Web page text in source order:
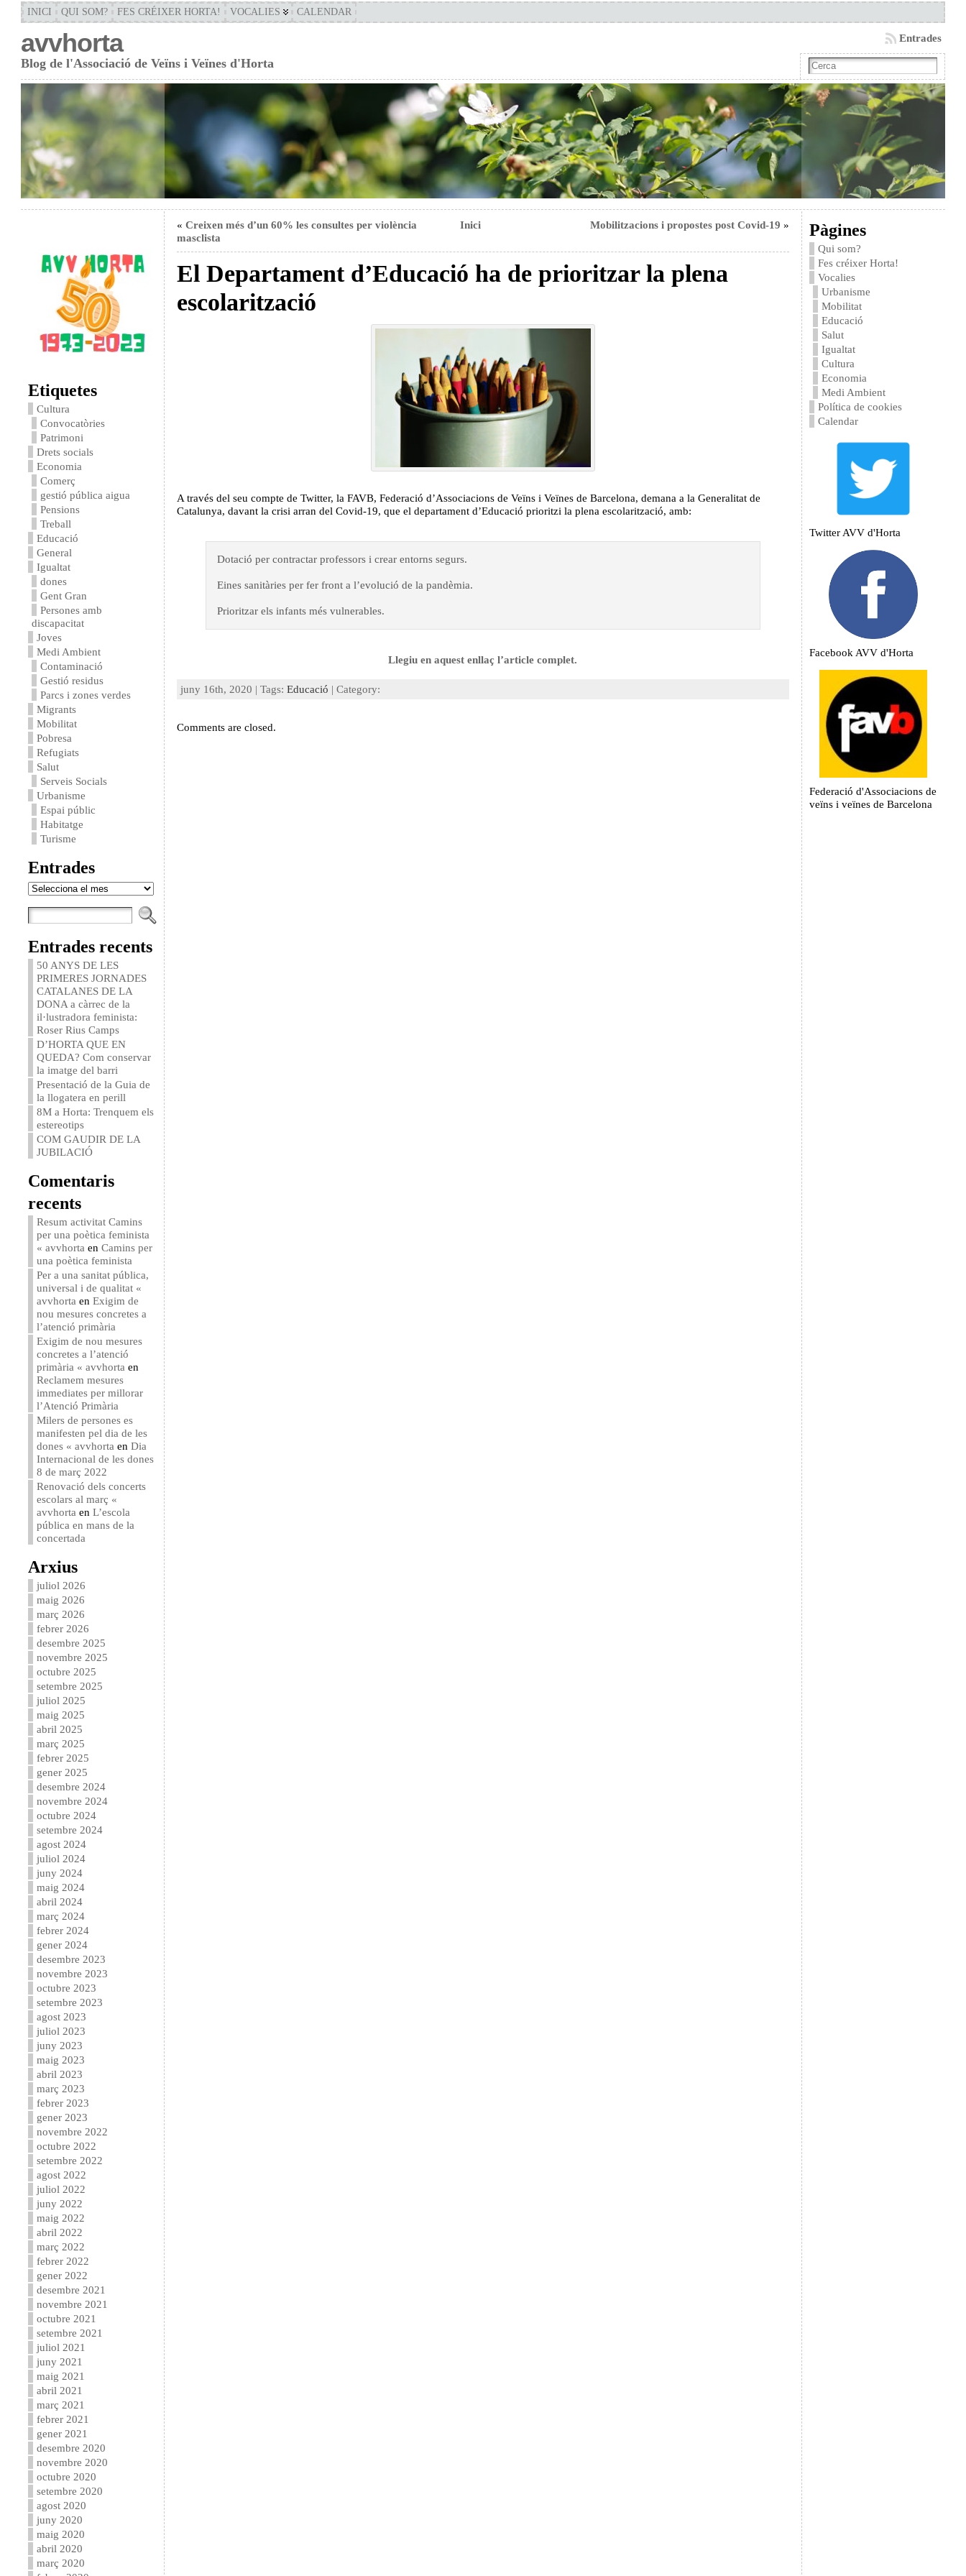
INICI QUI SOM? FES CRÉIXER HORTA! VOCALIES CALENDAR
avvhorta
Blog de l'Associació de Veïns i Veïnes d'Horta
Entrades
Etiquetes
Cultura
Convocatòries
Patrimoni
Drets socials
Economia
Comerç
gestió pública aigua
Pensions
Treball
Educació
General
Igualtat
dones
Gent Gran
Persones amb
discapacitat
Joves
Medi Ambient
Contaminació
Gestió residus
Parcs i zones verdes
Migrants
Mobilitat
Pobresa
Refugiats
Salut
Serveis Socials
Urbanisme
Espai públic
Habitatge
Turisme
Entrades
Entrades
Entrades recents
50 ANYS DE LES
PRIMERES JORNADES
CATALANES DE LA
DONA a càrrec de la
il·lustradora feminista:
Roser Rius Camps
D’HORTA QUE EN
QUEDA? Com conservar
la imatge del barri
Presentació de la Guia de
la llogatera en perill
8M a Horta: Trenquem els
estereotips
COM GAUDIR DE LA
JUBILACIÓ
Comentaris
recents
Resum activitat Camins
per una poètica feminista
« avvhorta en Camins per
una poètica feminista
Per a una sanitat pública,
universal i de qualitat «
avvhorta en Exigim de
nou mesures concretes a
l’atenció primària
Exigim de nou mesures
concretes a l’atenció
primària « avvhorta en
Reclamem mesures
immediates per millorar
l’Atenció Primària
Milers de persones es
manifesten pel dia de les
dones « avvhorta en Dia
Internacional de les dones
8 de març 2022
Renovació dels concerts
escolars al març «
avvhorta en L’escola
pública en mans de la
concertada
Arxius
juliol 2026
maig 2026
març 2026
febrer 2026
desembre 2025
novembre 2025
octubre 2025
setembre 2025
juliol 2025
maig 2025
abril 2025
març 2025
febrer 2025
gener 2025
desembre 2024
novembre 2024
octubre 2024
setembre 2024
agost 2024
juliol 2024
juny 2024
maig 2024
abril 2024
març 2024
febrer 2024
gener 2024
desembre 2023
novembre 2023
octubre 2023
setembre 2023
agost 2023
juliol 2023
juny 2023
maig 2023
abril 2023
març 2023
febrer 2023
gener 2023
novembre 2022
octubre 2022
setembre 2022
agost 2022
juliol 2022
juny 2022
maig 2022
abril 2022
març 2022
febrer 2022
gener 2022
desembre 2021
novembre 2021
octubre 2021
setembre 2021
juliol 2021
juny 2021
maig 2021
abril 2021
març 2021
febrer 2021
gener 2021
desembre 2020
novembre 2020
octubre 2020
setembre 2020
agost 2020
juny 2020
maig 2020
abril 2020
març 2020
« Creixen més d’un 60% les consultes per violència
masclista
Inici Mobilitzacions i propostes post Covid-19 »
El Departament d’Educació ha de prioritzar la plena
escolarització
A través del seu compte de Twitter, la FAVB, Federació d’Associacions de Veïns i Veïnes de Barcelona, demana a la Generalitat de
Catalunya, davant la crisi arran del Covid-19, que el departament d’Educació prioritzi la plena escolarització, amb:
Dotació per contractar professors i crear entorns segurs.
Eines sanitàries per fer front a l’evolució de la pandèmia.
Prioritzar els infants més vulnerables.
Llegiu en aquest enllaç l’article complet.
juny 16th, 2020 | Tags: Educació | Category:
Comments are closed.
Pàgines
Qui som?
Fes créixer Horta!
Vocalies
Urbanisme
Mobilitat
Educació
Salut
Igualtat
Cultura
Economia
Medi Ambient
Política de cookies
Calendar
Twitter AVV d'Horta
Facebook AVV d'Horta
Federació d'Associacions de
veïns i veïnes de Barcelona